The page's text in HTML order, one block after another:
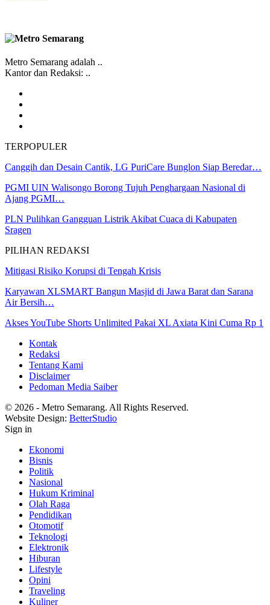
Metro Semarang adalah ..
Kantor dan Redaksi: ..
TERPOPULER
Canggih dan Desain Cantik, LG PuriCare Bunglon Siap Beredar…
PGMI UIN Walisongo Borong Tujuh Penghargaan Nasional di
Ajang PGMI…
PLN Pulihkan Gangguan Listrik Akibat Cuaca di Kabupaten
Sragen
PILIHAN REDAKSI
Mitigasi Risiko Korupsi di Tengah Krisis
Karyawan XLSMART Bangun Masjid di Jawa Barat dan Sarana
Air Bersih…
Akses YouTube Shorts Unlimited Pakai XL Axiata Kini Cuma Rp 1
Kontak
Redaksi
Tentang Kami
Disclaimer
Pedoman Media Saiber
© 2026 - Metro Semarang. All Rights Reserved.
Website Design: BetterStudio
Sign in
Ekonomi
Bisnis
Politik
Nasional
Hukum Kriminal
Olah Raga
Pendidikan
Otomotif
Teknologi
Elektronik
Hiburan
Lifestyle
Opini
Traveling
Kuliner